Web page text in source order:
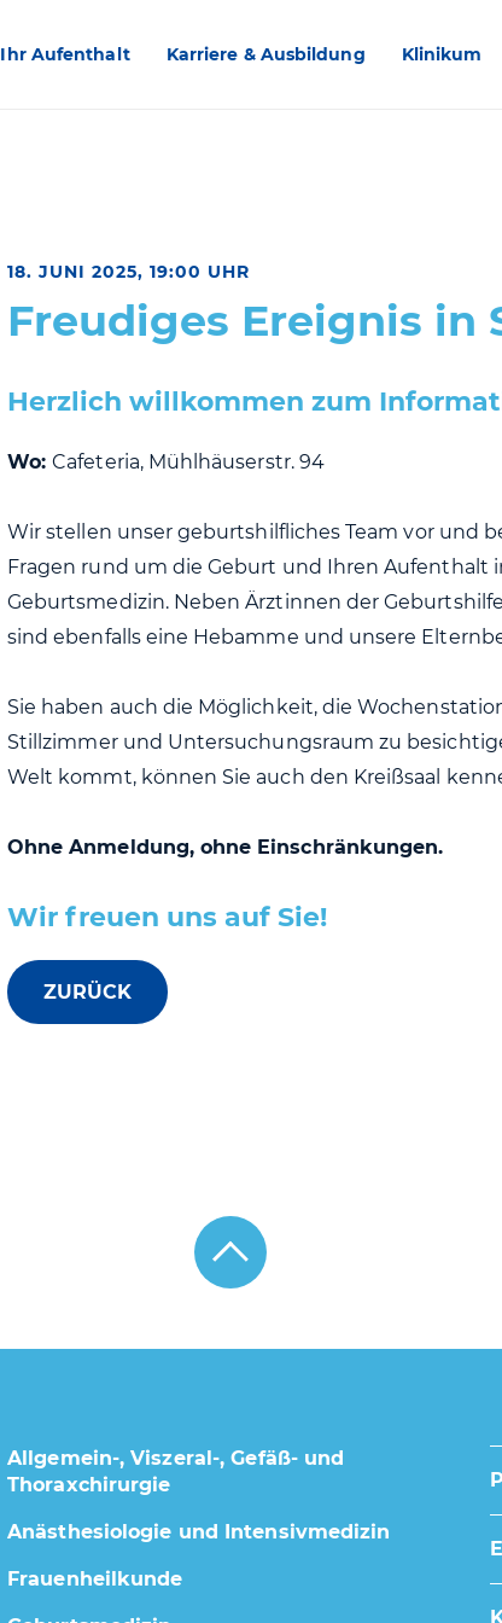
Ihr Aufenthalt Karriere & Ausbildung Klinikum
18. JUNI 2025, 19:00 UHR
Freudiges Ereignis in
Herzlich willkommen zum
Wo:Cafeteria, Mühlhäuserstr. 94
Wir stellen unser geburtshilfliches Team vor und
Fragen rund um die Geburt und Ihren Aufenthalt
Geburtsmedizin. Neben Ärztinnen der
sind ebenfalls eine Hebamme und unsere
Sie haben auch die Möglichkeit, die
Stillzimmer und Untersuchungsraum zu
Welt kommt, können Sie auch den Kreißsaal
Ohne Anmeldung, ohne Einschränkungen.
Wir freuen uns auf Sie!
ZURÜCK
Allgemein-, Viszeral-, Gefäß- und
Thoraxchirurgie
Anästhesiologie und Intensivmedizin
Frauenheilkunde